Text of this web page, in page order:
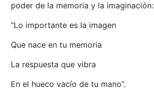
poder de la memoria y la imaginación:
“Lo importante es la imagen
Que nace en tu memoria
La respuesta que vibra
En el hueco vacío de tu mano”.